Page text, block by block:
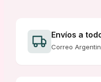
Envíos a
Correo